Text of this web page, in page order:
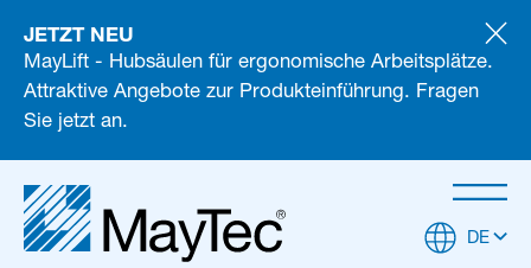
JETZT NEU
MayLift - Hubsäulen für ergonomische Arbeitsplätze.
Attraktive Angebote zur Produkteinführung. Fragen
Sie jetzt an.
DE